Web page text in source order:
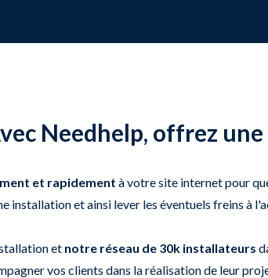
Needhelp, offrez
et rapidement à votre site internet pour
installation et ainsi lever les éventuels freins à
et notre réseau de 30k installateurs
vos clients dans la réalisation de leur